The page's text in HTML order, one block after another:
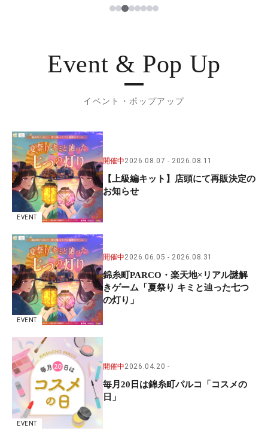
1234567
Event & Pop Up
イベント・ポップアップ
EVENT
開催中2026.08.07 2026.08.11
【上級編キット】店頭にて再販決定の
お知らせ
EVENT
開催中2026.06.05 2026.08.31
錦糸町PARCO・楽天地×リアル謎解
きゲーム「夏祭り キミと辿った七つ
の灯り」
EVENT
開催中2026.04.20
毎月20日は錦糸町パルコ「コスメの
日」